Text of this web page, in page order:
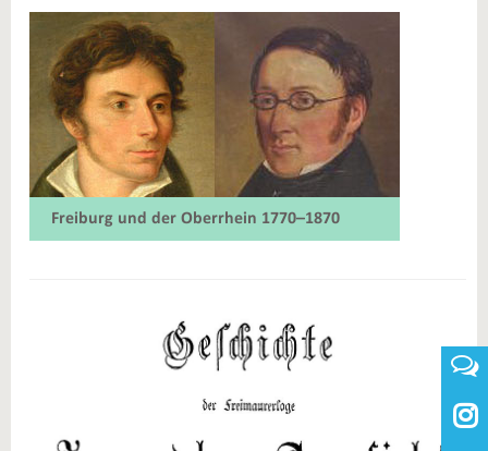
Freiburg und der Oberrhein 1770–1870
